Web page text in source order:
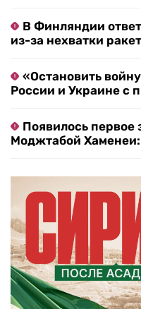
В Финляндии
из-за нехватки
«Остановить
России и Украине с
Появилось первое
Моджтабой Хаменеи: